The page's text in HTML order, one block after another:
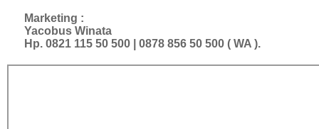
Marketing :
Yacobus Winata
Hp. 0821 115 50 500 | 0878 856 50 500 ( WA ).